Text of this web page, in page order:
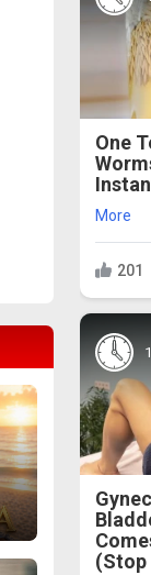
One
More
201
(Stop